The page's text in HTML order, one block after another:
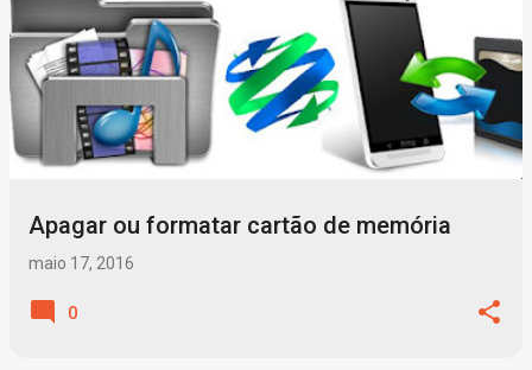
Apagar ou formatar cartão de memória
maio 17, 2016
0